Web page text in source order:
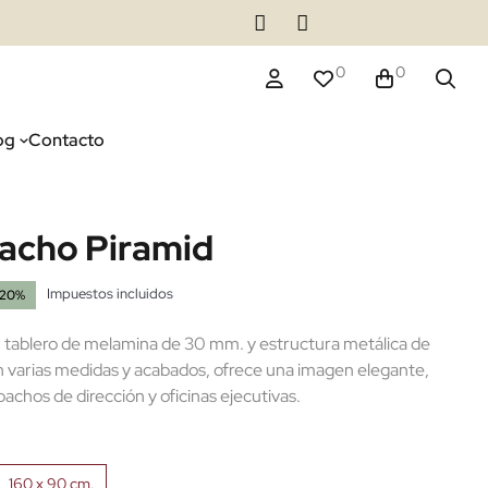
0 0
Contacto
Piramid
Impuestos incluidos
de melamina de 30 mm. y estructura metálica de
medidas y acabados, ofrece una imagen elegante,
de dirección y oficinas ejecutivas.
160 x 90 cm.